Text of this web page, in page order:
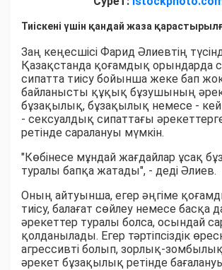
Тиіскені үшін қандай жаза
Заң кеңесшісі Фарид Әлиевтің
Қазақстанда қоғамдық орындарда
сипатта тиісу бойынша жеке бап
байланысты құқық бұзушының
бұзақылық, бұзақылық немесе -
- сексуалдық сипаттағы
ретінде саралануы мүмкін.
"Көбінесе мұндай жағдайлар ұсақ
туралы бапқа жатады", - деді Әлиев.
Оның айтуынша, егер әңгіме
тиісу, балағат сөйлеу немесе басқа
әрекеттер туралы болса, осындай
қолданылады. Егер тәртіпсіздік
агрессивті болып, зорлық-
әрекет бұзақылық ретінде